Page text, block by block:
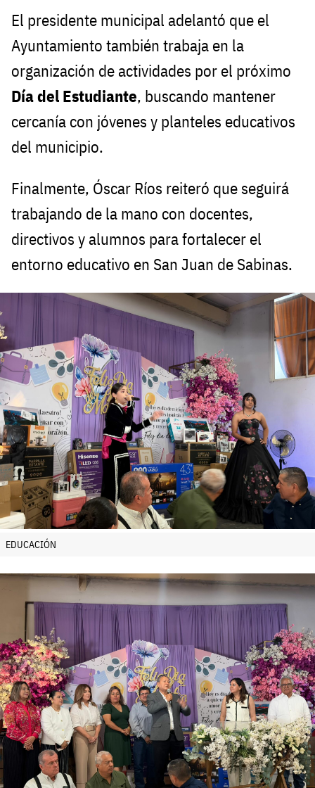
El presidente municipal adelantó que el
Ayuntamiento también trabaja en la
organización de actividades por el próximo
Día del Estudiante, buscando mantener
cercanía con jóvenes y planteles educativos
del municipio.
Finalmente, Óscar Ríos reiteró que seguirá
trabajando de la mano con docentes,
directivos y alumnos para fortalecer el
entorno educativo en San Juan de Sabinas.
EDUCACIÓN